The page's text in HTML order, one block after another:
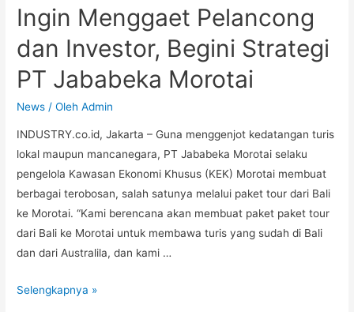
Ingin Menggaet Pelancong
dan Investor, Begini Strategi
PT Jababeka Morotai
News / OlehAdmin
INDUSTRY.co.id, Jakarta – Guna menggenjot kedatangan turis
lokal maupun mancanegara, PT Jababeka Morotai selaku
pengelola Kawasan Ekonomi Khusus (KEK) Morotai membuat
berbagai terobosan, salah satunya melalui paket tour dari Bali
ke Morotai. “Kami berencana akan membuat paket paket tour
dari Bali ke Morotai untuk membawa turis yang sudah di Bali
dan dari Australila, dan kami …
Selengkapnya »